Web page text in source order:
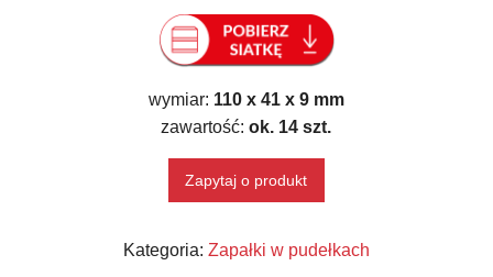
wymiar: 110 x 41 x 9 mm
zawartość:ok. 14 szt.
Zapytaj o produkt
Kategoria: Zapałki w pudełkach